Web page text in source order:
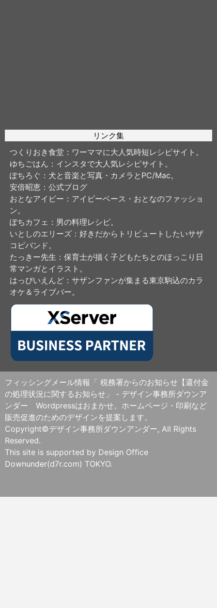
リンク集
つくりおき食堂 ：ワーママに大人気時短レシピサイト。
ゆちごはん ：インスタで大人気レシピサイト。
ぽちろぐ ：犬と音楽と写真・カメラとPC/Mac。
安倍昭恵 ：公式ブログ
おとなアイビー ：アイビーベース・おとなのファッショ
ン。
ぽちカフェ ：男の料理レシピ。
いとしのエリーズ ：好きだからトリビュートしたいサザ
コピバンド。
たっきー先生 ：保育士が描く子どもたちとのほっこり日
常マンガとイラスト。
はっぴいえんど ：サザンファンが集まる東京駒込のカラ
オケ＆ライブバー。
フィッシングメール情報「 税務署からのお知らせ【還付金
の処理状況に関するお知らせ」 - デザイン事務所ダウンア
ンダー Wordpressはおまかせ。ホームページ・印刷など
販売促進のためのデザインを提案します。
Copyright©デザイン事務所ダウンアンダー, All Rights
Reserved.
This site is supported by Design Office
Downunder(d7r.com) TOKYO.